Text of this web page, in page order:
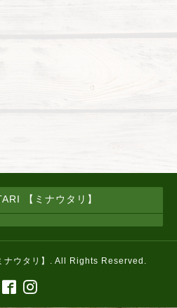
【ミナウタリ】
ウタリ】 . All Rights Reserved.